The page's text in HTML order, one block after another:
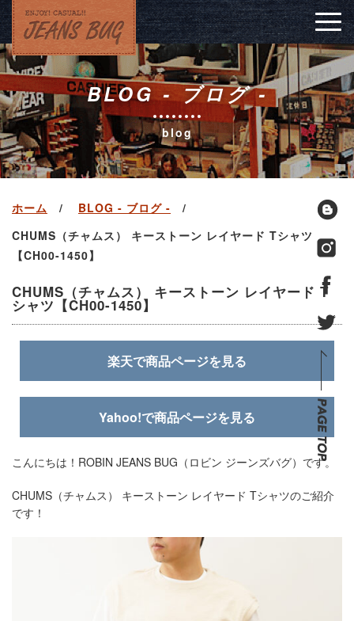
BLOG - ブログ -
blog
ホーム
BLOG - ブログ -
CHUMS（チャムス） キーストーン レイヤード Tシャツ
【CH00-1450】
CHUMS（チャムス） キーストーン レイヤード T
シャツ【CH00-1450】
楽天で商品ページを見る
Yahoo!で商品ページを見る
こんにちは！ROBIN JEANS BUG（ロビン ジーンズバグ）です。
CHUMS（チャムス） キーストーン レイヤード Tシャツのご紹介
です！